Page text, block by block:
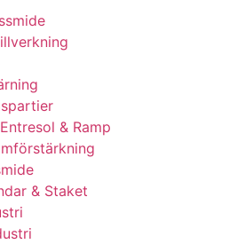
& Ramp
& Staket